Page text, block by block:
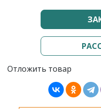
Отложить товар